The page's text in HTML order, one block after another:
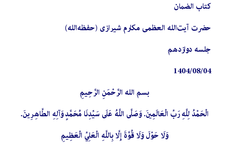
کتاب الضمان
حضرت آیت‌الله العظمی مکارم شیرازی (حفظه‌الله)
جلسه دوازدهم
1404/08/04
بسم الله الرَّحْمَنِ الرَّحِيمِ
الْحَمْدُ لِلَّهِ رَبِّ الْعَالَمِينَ. وَصَلَّى اللَّهُ عَلَى سَيِّدِنَا مُحَمَّدٍ وَآلِهِ الطَّاهِرِينَ.
وَلَا حَوْلَ وَلَا قُوَّةَ إِلَّا بِاللَّهِ الْعَلِيِّ الْعَظِيمِ